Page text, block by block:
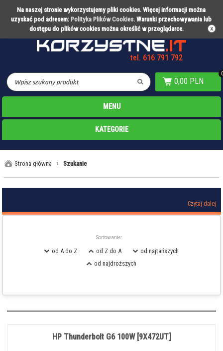
Na naszej stronie wykorzystujemy pliki cookies. Więcej informacji można
uzyskać pod adresem: Polityka Plików Cookies. Warunki przechowywania lub
dostępu do plików cookies można określić w przeglądarce.
Partner technologiczny Warty Poznań
tel. 616 791 792
0,00 PLN
0
MENU
KATEGORIE
Strona główna › Szukanie
Czytaj dalej
Sortowanie:
od A do Z od Z do A
od najtańszych
od najdroższych
HP Thunderbolt G6 100W [9X472UT]